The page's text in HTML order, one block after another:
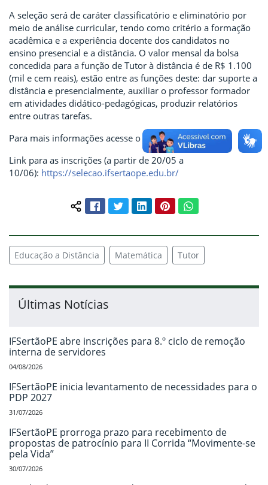
A seleção será de caráter classificatório e eliminatório por
meio de análise curricular, tendo como critério a formação
acadêmica e a experiência docente dos candidatos no
ensino presencial e a distância. O valor mensal da bolsa
concedida para a função de Tutor à distância é de R$ 1.100
(mil e cem reais), estão entre as funções deste: dar suporte a
distância e presencialmente, auxiliar o professor formador
em atividades didático-pedagógicas, produzir relatórios
entre outras tarefas.
Para mais informações acesse o
Edital nº 17/2024.
Link para as inscrições (a partir de 20/05 a
10/06): https://selecao.ifsertaope.edu.br/
Compartilhar conteúdo:
FacebookTwitterLinkedInPinterestWhatsApp
Educação a Distância Matemática Tutor
Últimas Notícias
IFSertãoPE abre inscrições para 8.º ciclo de remoção
interna de servidores
04/08/2026
IFSertãoPE inicia levantamento de necessidades para o
PDP 2027
31/07/2026
IFSertãoPE prorroga prazo para recebimento de
propostas de patrocínio para II Corrida “Movimente-se
pela Vida”
30/07/2026